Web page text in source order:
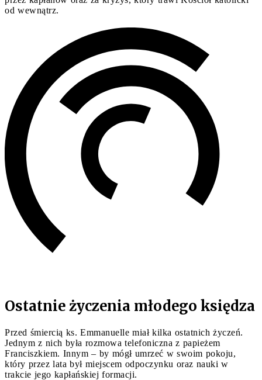
od wewnątrz.
Ostatnie życzenia młodego księdza
Przed śmiercią ks. Emmanuelle miał kilka ostatnich życzeń.
Jednym z nich była rozmowa telefoniczna z papieżem
Franciszkiem. Innym – by mógł umrzeć w swoim pokoju,
który przez lata był miejscem odpoczynku oraz nauki w
trakcie jego kapłańskiej formacji.